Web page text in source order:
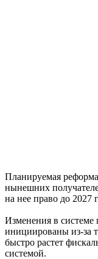
Планируемая
нынешних
на нее право до 2027
Изменения в системе
инициированы из-за
быстро растет
системой.